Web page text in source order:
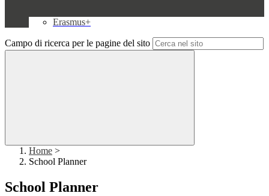
Erasmus+
Campo di ricerca per le pagine del sito
Home >
School Planner
School Planner